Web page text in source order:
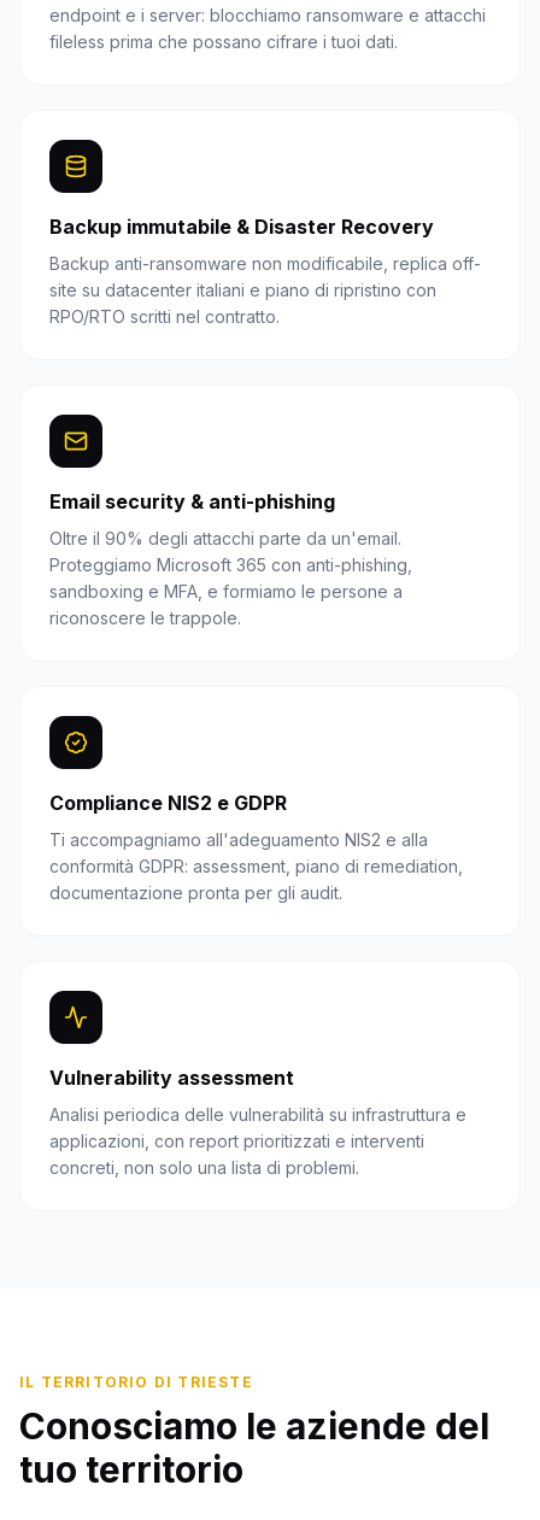
endpoint e i server: blocchiamo ransomware e attacchi
fileless prima che possano cifrare i tuoi dati.
Backup immutabile & Disaster Recovery
Backup anti-ransomware non modificabile, replica off-
site su datacenter italiani e piano di ripristino con
RPO/RTO scritti nel contratto.
Email security & anti-phishing
Oltre il 90% degli attacchi parte da un'email.
Proteggiamo Microsoft 365 con anti-phishing,
sandboxing e MFA, e formiamo le persone a
riconoscere le trappole.
Compliance NIS2 e GDPR
Ti accompagniamo all'adeguamento NIS2 e alla
conformità GDPR: assessment, piano di remediation,
documentazione pronta per gli audit.
Vulnerability assessment
Analisi periodica delle vulnerabilità su infrastruttura e
applicazioni, con report prioritizzati e interventi
concreti, non solo una lista di problemi.
IL TERRITORIO DI TRIESTE
Conosciamo le aziende del
tuo territorio